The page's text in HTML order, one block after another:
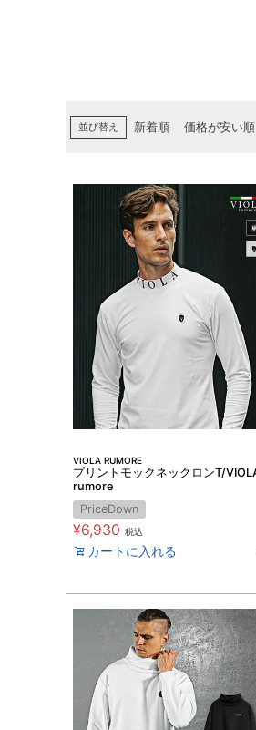
並び替え 新着順 価格が安い順
VIOLA RUMORE
プリントモックネックロンT/
rumore
PriceDown
¥6,930 税込
カートに入れる